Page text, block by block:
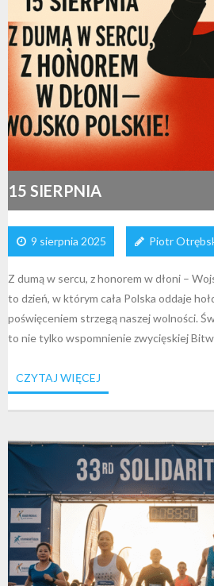
15 SIERPNIA
9 sierpnia 2025 Piotr
Z dumą w sercu, z honorem w dłoni –
to dzień, w którym cała Polska oddaje
poświęceniem strzegą naszej wolności.
to nie tylko wspomnienie zwycięskiej
CZYTAJ WIĘCEJ